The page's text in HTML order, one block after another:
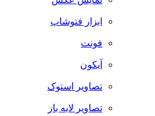
ابزار فتوشاپ
فونت
آیکون
تصاویر استوک
تصاویر لایه باز